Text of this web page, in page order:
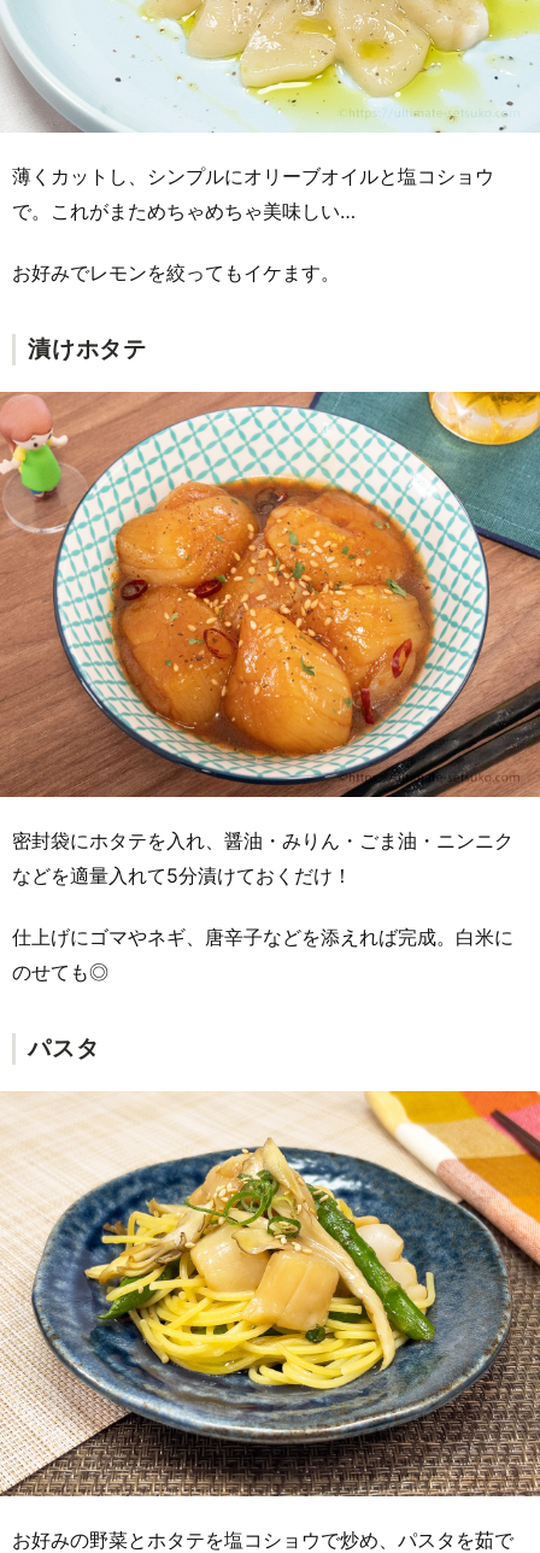
薄くカットし、シンプルにオリーブオイルと塩コショウ
で。これがまためちゃめちゃ美味しい…
お好みでレモンを絞ってもイケます。
漬けホタテ
密封袋にホタテを入れ、醤油・みりん・ごま油・ニンニク
などを適量入れて5分漬けておくだけ！
仕上げにゴマやネギ、唐辛子などを添えれば完成。白米に
のせても◎
パスタ
お好みの野菜とホタテを塩コショウで炒め、パスタを茹で